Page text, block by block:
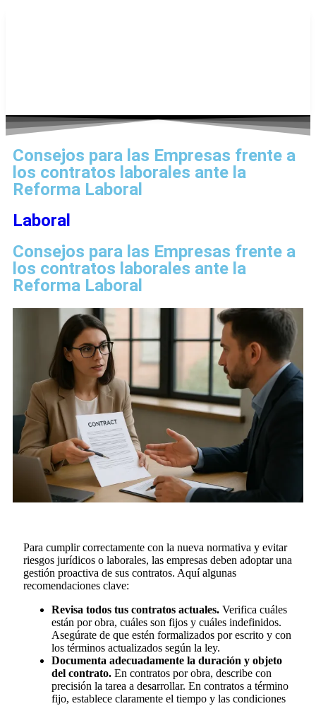
Consejos para las Empresas frente a
los contratos laborales ante la
Reforma Laboral
Laboral
Consejos para las Empresas frente a
los contratos laborales ante la
Reforma Laboral
Para cumplir correctamente con la nueva normativa y evitar
riesgos jurídicos o laborales, las empresas deben adoptar una
gestión proactiva de sus contratos. Aquí algunas
recomendaciones clave:
Revisa todos tus contratos actuales. Verifica cuáles
están por obra, cuáles son fijos y cuáles indefinidos.
Asegúrate de que estén formalizados por escrito y con
los términos actualizados según la ley.
Documenta adecuadamente la duración y objeto
del contrato. En contratos por obra, describe con
precisión la tarea a desarrollar. En contratos a término
fijo, establece claramente el tiempo y las condiciones